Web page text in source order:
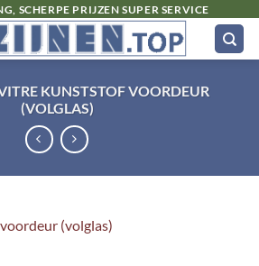
SCHERPE PRIJZEN SUPER SERVICE
KUNSTSTOF VOORDEUR
(VOLGLAS)